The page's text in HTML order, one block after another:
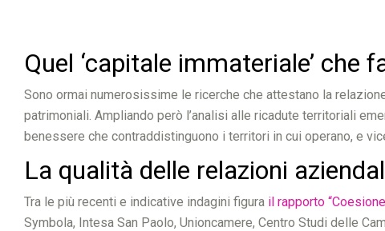
Quel ‘capitale immateriale’ che
Sono ormai numerosissime le ricerche che attestano la
patrimoniali. Ampliando però l’analisi alle ricadute territoriali
benessere che contraddistinguono i territori in cui operano, e
La qualità delle relazioni
Tra le più recenti e indicative indagini figura il rapporto
Symbola, Intesa San Paolo, Unioncamere, Centro Studi delle